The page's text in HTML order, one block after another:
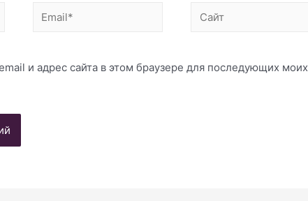
Email* Сайт
и адрес сайта в этом браузере для последующих моих